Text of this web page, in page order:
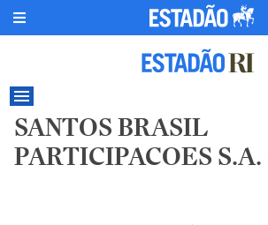
SANTOS BRASIL
PARTICIPACOES S.A.